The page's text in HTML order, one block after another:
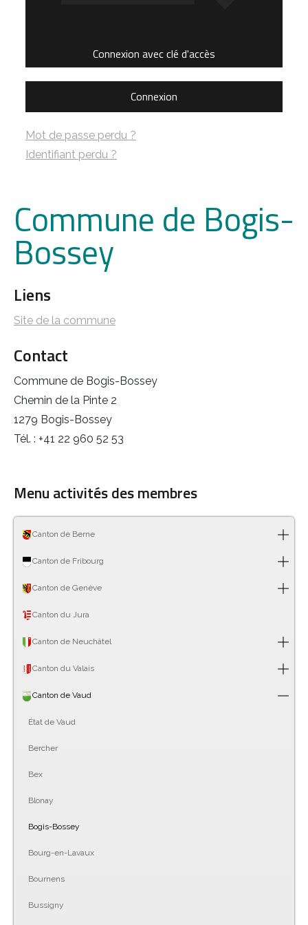
Menu activités des membres
Canton de Berne
Canton de Fribourg
Canton de Genève
Canton du Jura
Canton de Neuchâtel
Canton du Valais
Canton de Vaud
État de Vaud
Bercher
Bex
Blonay
Bogis-Bossey
Bourg-en-Lavaux
Bournens
Bussigny
Connexion avec clé d'accès
Connexion
Mot de passe perdu ?
Identifiant perdu ?
Commune de Bogis-
Bossey
Liens
Site de la commune
Contact
Commune de Bogis-Bossey
Chemin de la Pinte 2
1279 Bogis-Bossey
Tél. : +41 22 960 52 53